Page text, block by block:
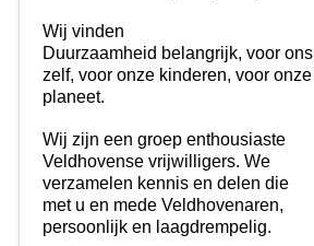
Wij vinden
Duurzaamheid belangrijk, voor ons
zelf, voor onze kinderen, voor onze
planeet.
Wij zijn een groep enthousiaste
Veldhovense vrijwilligers. We
verzamelen kennis en delen die
met u en mede Veldhovenaren,
persoonlijk en laagdrempelig.